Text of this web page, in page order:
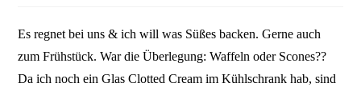
Es regnet bei uns & ich will was Süßes backen. Gerne auch
zum Frühstück. War die Überlegung: Waffeln oder Scones??
Da ich noch ein Glas Clotted Cream im Kühlschrank hab, sind